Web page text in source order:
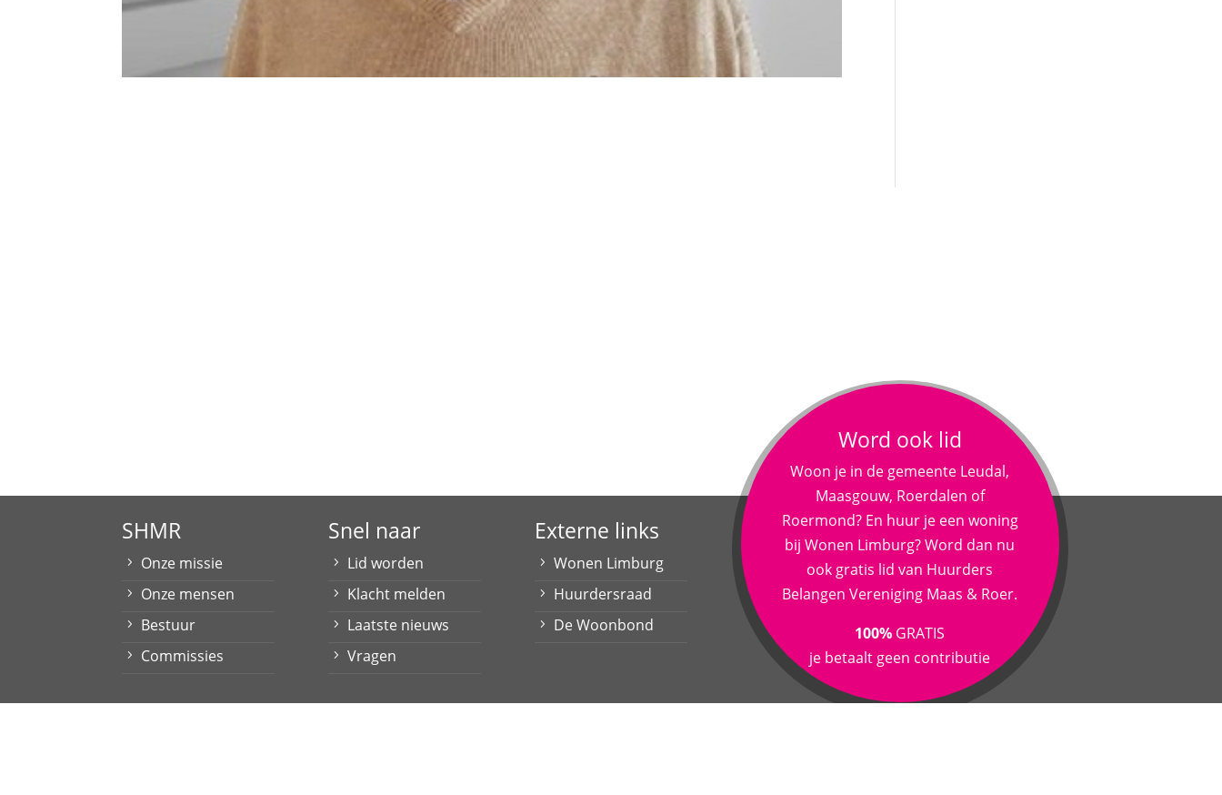
SHMR
Onze missie
Onze mensen
Bestuur
Commissies
Snel naar
Lid worden
Klacht melden
Laatste nieuws
Vragen
Externe links
Wonen Limburg
Huurdersraad
De Woonbond
Word ook lid
Woon je in de gemeente Leudal,
Maasgouw, Roerdalen of
Roermond? En huur je een woning
bij Wonen Limburg? Word dan nu
ook gratis lid van Huurders
Belangen Vereniging Maas & Roer.
100% GRATIS
je betaalt geen contributie